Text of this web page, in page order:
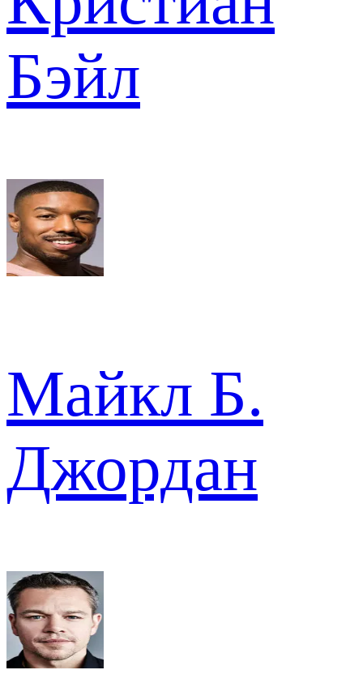
Бэйл
Майкл Б.
Джордан